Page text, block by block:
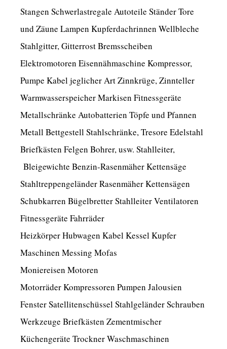
Stangen Schwerlastregale Autoteile Ständer Tore
und Zäune Lampen Kupferdachrinnen Wellbleche
Stahlgitter, Gitterrost Bremsscheiben
Elektromotoren Eisennähmaschine Kompressor,
Pumpe Kabel jeglicher Art Zinnkrüge, Zinnteller
Warmwasserspeicher Markisen Fitnessgeräte
Metallschränke Autobatterien Töpfe und Pfannen
Metall Bettgestell Stahlschränke, Tresore Edelstahl
Briefkästen Felgen Bohrer, usw. Stahlleiter,
Bleigewichte Benzin-Rasenmäher Kettensäge
Stahltreppengeländer Rasenmäher Kettensägen
Schubkarren Bügelbretter Stahlleiter Ventilatoren
Fitnessgeräte Fahrräder
Heizkörper Hubwagen Kabel Kessel Kupfer
Maschinen Messing Mofas
Moniereisen Motoren
Motorräder Kompressoren Pumpen Jalousien
Fenster Satellitenschüssel Stahlgeländer Schrauben
Werkzeuge Briefkästen Zementmischer
Küchengeräte Trockner Waschmaschinen